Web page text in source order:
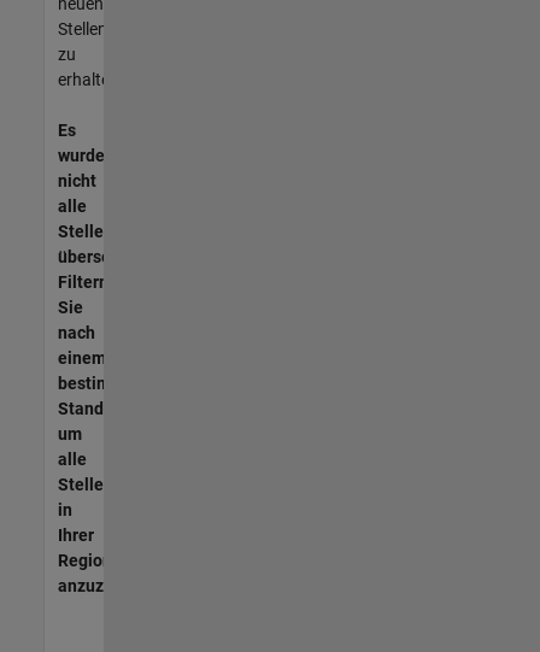
neuen
Stellenangeboten
zu
erhalten.
Es
wurden
nicht
alle
Stellen
übersetzt.
Filtern
Sie
nach
einem
bestimmten
Standort,
um
alle
Stellenangebote
in
Ihrer
Region
anzuzeigen.